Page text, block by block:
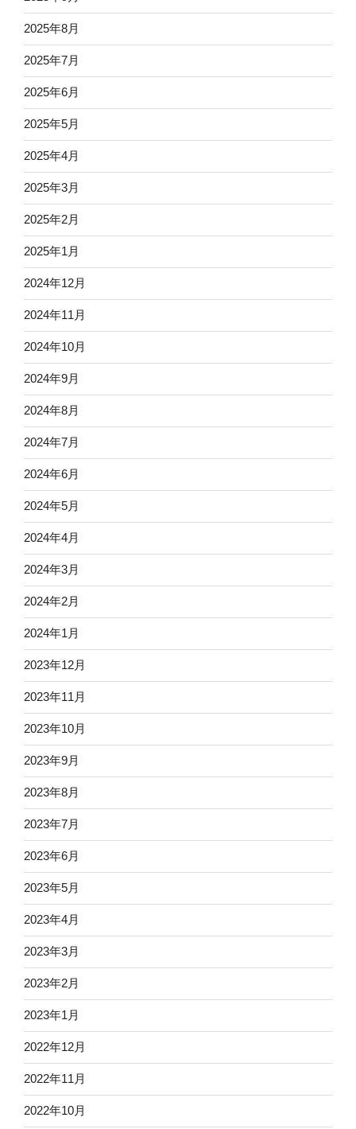
2025年8月
2025年7月
2025年6月
2025年5月
2025年4月
2025年3月
2025年2月
2025年1月
2024年12月
2024年11月
2024年10月
2024年9月
2024年8月
2024年7月
2024年6月
2024年5月
2024年4月
2024年3月
2024年2月
2024年1月
2023年12月
2023年11月
2023年10月
2023年9月
2023年8月
2023年7月
2023年6月
2023年5月
2023年4月
2023年3月
2023年2月
2023年1月
2022年12月
2022年11月
2022年10月